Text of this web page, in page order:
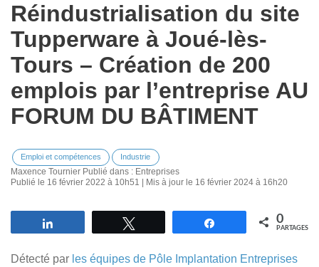
Réindustrialisation du site
Tupperware à Joué-lès-
Tours – Création de 200
emplois par l’entreprise AU
FORUM DU BÂTIMENT
Emploi et compétences Industrie
Maxence Tournier Publié dans : Entreprises
Publié le 16 février 2022 à 10h51 | Mis à jour le 16 février 2024 à 16h20
Partagez 0
PARTAGES
Détecté par les équipes de Pôle Implantation Entreprises